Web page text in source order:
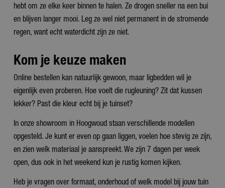
hebt om ze elke keer binnen te halen. Ze drogen sneller na een bui
en blijven langer mooi. Leg ze wel niet permanent in de stromende
regen, want echt waterdicht zijn ze niet.
Kom je keuze maken
Online bestellen kan natuurlijk gewoon, maar ligbedden wil je
eigenlijk even proberen. Hoe voelt die rugleuning? Zit dat kussen
lekker? Past die kleur echt bij je tuinset?
In onze showroom in Hoogwoud staan verschillende modellen
opgesteld. Je kunt er even op gaan liggen, voelen hoe stevig ze zijn,
en zien welk materiaal je aanspreekt. We zijn 7 dagen per week
open, dus ook in het weekend kun je rustig komen kijken.
Heb je vragen over formaat, onderhoud of welk model bij jouw tuin